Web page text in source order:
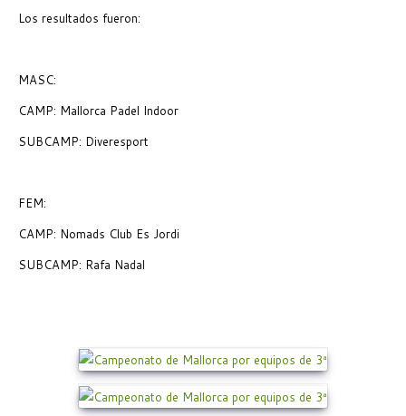
Los resultados fueron:
MASC:
CAMP: Mallorca Padel Indoor
SUBCAMP: Diveresport
FEM:
CAMP: Nomads Club Es Jordi
SUBCAMP: Rafa Nadal